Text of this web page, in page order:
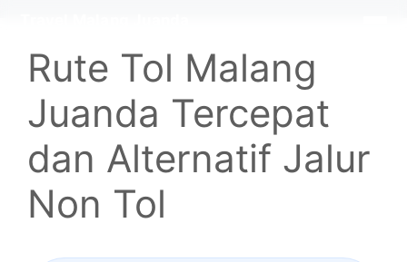
Rute Tol Malang
Juanda Tercepat
dan Alternatif Jalur
Non Tol